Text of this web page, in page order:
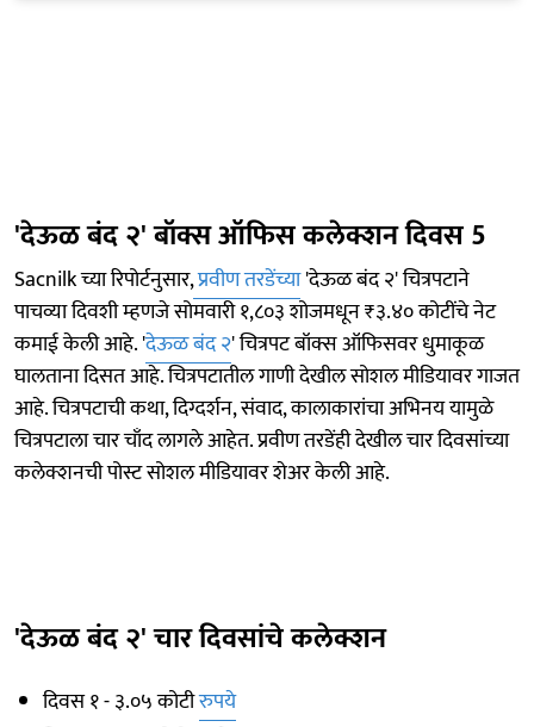
'देऊळ बंद २' बॉक्स ऑफिस कलेक्शन दिवस 5
Sacnilk च्या रिपोर्टनुसार,प्रवीण तरडेंच्या'देऊळ बंद २' चित्रपटाने
पाचव्या दिवशी म्हणजे सोमवारी १,८०३ शोजमधून ₹३.४० कोटींचे नेट
कमाई केली आहे. 'देऊळ बंद २' चित्रपट बॉक्स ऑफिसवर धुमाकूळ
घालताना दिसत आहे. चित्रपटातील गाणी देखील सोशल मीडियावर गाजत
आहे. चित्रपटाची कथा, दिग्दर्शन, संवाद, कालाकारांचा अभिनय यामुळे
चित्रपटाला चार चाँद लागले आहेत. प्रवीण तरडेंही देखील चार दिवसांच्या
कलेक्शनची पोस्ट सोशल मीडियावर शेअर केली आहे.
'देऊळ बंद २' चार दिवसांचे कलेक्शन
दिवस १ - ३.०५ कोटीरुपये